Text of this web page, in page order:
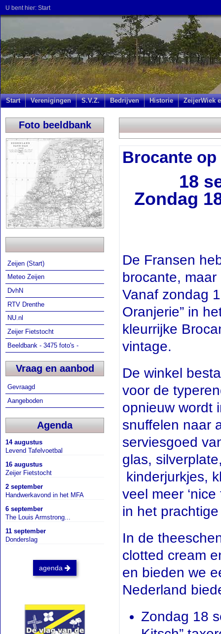
U bent hier: Start
Start Verenigingen S.V.Z. Bedrijven Historie ZeijerWiek
Foto beeldbank
Zeijen (Start)
Meteo Zeijen
DvhN
RTV Drenthe
NU.nl
Zeijer Fietstocht
Beeldbank - 3475 foto's -
Vraag en aanbod
Gevraagd
Aangeboden
Agenda
14 augustus
Levend Tafelvoetbal
16 augustus
Zeijer Fietstocht
2 september
Handwerkavond in het MFA
6 september
The Louis Armstrong...
11 september
Donderslag
agenda
Brocante op
18
Zondag
De Fransen
brocante,
Vanaf zondag
Oranjerie” in
kleurrijke
vintage.
De winkel
voor de
opnieuw wordt
snuffelen naar
serviesgoed
glas,
kinderjurkjes,
veel meer
in het
In de
clotted cream
en bieden we
Nederland
Zondag 18